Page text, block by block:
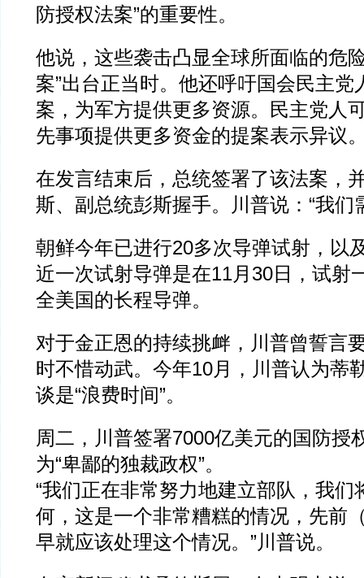
防授权法案”的重要性。
他说，这些袭击凸显全球所面临的危
案”出台正当时。他还呼吁国会民主党
案，为军方提供更多资源。民主党人
先事项提供更多资金的提案表示异议
在发言结束后，总统签署了该法案，
斯、副总统彭斯握手。川普说：“我们
朝鲜今年已进行20多次导弹试射，以
近一次试射导弹是在11月30日，试射
全美国的长程导弹。
对于金正恩的持续挑衅，川普曾誓言
时不惜动武。今年10月，川普认为蒂
谈是“浪费时间”。
周二，川普签署7000亿美元的国防授
为“卑鄙的独裁政权”。
“我们正在非常努力地建立部队，我们
何，这是一个非常糟糕的情况，先前
早就应该处理这个情况。”川普说。